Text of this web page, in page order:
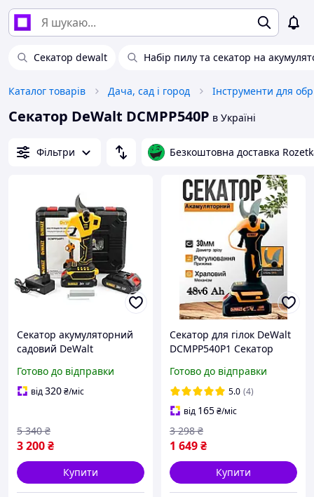
Секатор dewalt Набір пилу та секатор на
Каталог товарів Дача, сад і город Інструменти для
Секатор DeWalt DCMPP540P в Україні
Фільтри Безкоштовна доставка
Секатор акумуляторний
садовий DeWalt
5AH)
Готово до відправки
від320₴/міс
3 200₴
5 340 ₴
Купити
Секатор для гілок DeWalt
DCMPP540P1 Секатор
Професійний секатор
Акумуляторні садові
секатори Секатор
електричний
Готово до відправки
5.0 (4)
від 165₴/міс
1 649₴
3 298 ₴
Купити